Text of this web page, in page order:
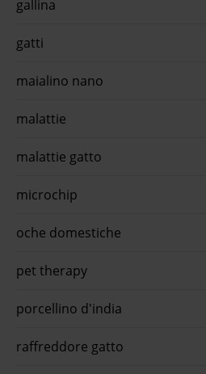
gallina
gatti
maialino nano
malattie
malattie gatto
microchip
oche domestiche
pet therapy
porcellino d'india
raffreddore gatto